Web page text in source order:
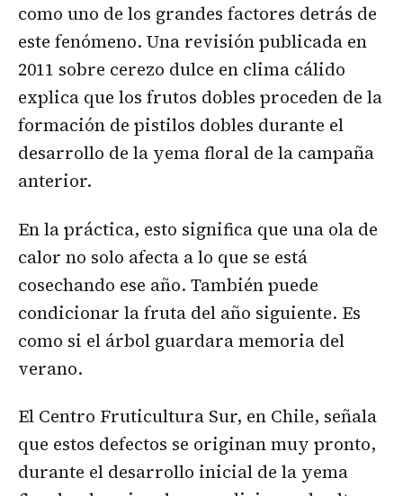
como uno de los grandes factores detrás de
este fenómeno. Una revisión publicada en
2011 sobre cerezo dulce en clima cálido
explica que los frutos dobles proceden de la
formación de pistilos dobles durante el
desarrollo de la yema floral de la campaña
anterior.
En la práctica, esto significa que una ola de
calor no solo afecta a lo que se está
cosechando ese año. También puede
condicionar la fruta del año siguiente. Es
como si el árbol guardara memoria del
verano.
El Centro Fruticultura Sur, en Chile, señala
que estos defectos se originan muy pronto,
durante el desarrollo inicial de la yema